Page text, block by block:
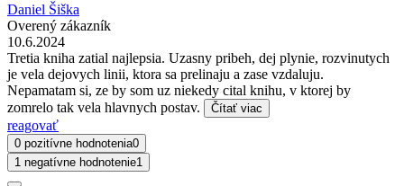
Daniel Šiška
Overený zákazník
10.6.2024
Tretia kniha zatial najlepsia. Uzasny pribeh, dej plynie, rozvinutych
je vela dejovych linii, ktora sa prelinaju a zase vzdaluju.
Nepamatam si, ze by som uz niekedy cital knihu, v ktorej by
zomrelo tak vela hlavnych postav.
Čítať viac
reagovať
0 pozitívne hodnotenia0
1 negatívne hodnotenie1